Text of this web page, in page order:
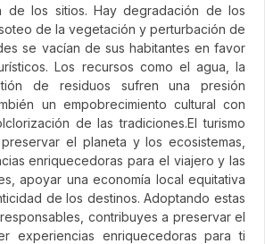
de los sitios. Hay degradación de los
de la vegetación y perturbación de
se vacían de sus habitantes en favor
Los recursos como el agua, la
de residuos sufren una presión
un empobrecimiento cultural con
de las tradiciones.El turismo
el planeta y los ecosistemas,
enriquecedoras para el viajero y las
apoyar una economía local equitativa
de los destinos. Adoptando estas
contribuyes a preservar el
experiencias enriquecedoras para ti